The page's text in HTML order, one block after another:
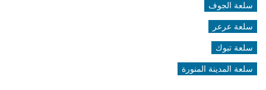
سلعة الجوف
سلعة عرعر
سلعة تبوك
سلعة المدينة المنورة